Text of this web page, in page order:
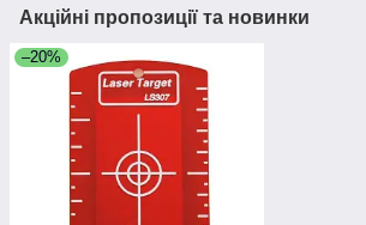
Акційні пропозиції та новинки
–20%